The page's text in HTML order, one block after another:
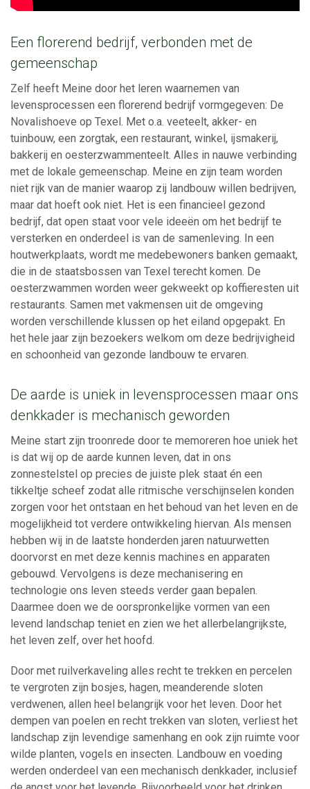
Een florerend bedrijf, verbonden met de
gemeenschap
Zelf heeft Meine door het leren waarnemen van
levensprocessen een florerend bedrijf vormgegeven: De
Novalishoeve op Texel. Met o.a. veeteelt, akker- en
tuinbouw, een zorgtak, een restaurant, winkel, ijsmakerij,
bakkerij en oesterzwammenteelt. Alles in nauwe verbinding
met de lokale gemeenschap. Meine en zijn team worden
niet rijk van de manier waarop zij landbouw willen bedrijven,
maar dat hoeft ook niet. Het is een financieel gezond
bedrijf, dat open staat voor vele ideeën om het bedrijf te
versterken en onderdeel is van de samenleving. In een
houtwerkplaats, wordt me medebewoners banken gemaakt,
die in de staatsbossen van Texel terecht komen. De
oesterzwammen worden weer gekweekt op koffieresten uit
restaurants. Samen met vakmensen uit de omgeving
worden verschillende klussen op het eiland opgepakt. En
het hele jaar zijn bezoekers welkom om deze bedrijvigheid
en schoonheid van gezonde landbouw te ervaren.
De aarde is uniek in levensprocessen maar ons
denkkader is mechanisch geworden
Meine start zijn troonrede door te memoreren hoe uniek het
is dat wij op de aarde kunnen leven, dat in ons
zonnestelstel op precies de juiste plek staat én een
tikkeltje scheef zodat alle ritmische verschijnselen konden
zorgen voor het ontstaan en het behoud van het leven en de
mogelijkheid tot verdere ontwikkeling hiervan. Als mensen
hebben wij in de laatste honderden jaren natuurwetten
doorvorst en met deze kennis machines en apparaten
gebouwd. Vervolgens is deze mechanisering en
technologie ons leven steeds verder gaan bepalen.
Daarmee doen we de oorspronkelijke vormen van een
levend landschap teniet en zien we het allerbelangrijkste,
het leven zelf, over het hoofd.
Door met ruilverkaveling alles recht te trekken en percelen
te vergroten zijn bosjes, hagen, meanderende sloten
verdwenen, allen heel belangrijk voor het leven. Door het
dempen van poelen en recht trekken van sloten, verliest het
landschap zijn levendige samenhang en ook zijn ruimte voor
wilde planten, vogels en insecten. Landbouw en voeding
werden onderdeel van een mechanisch denkkader, inclusief